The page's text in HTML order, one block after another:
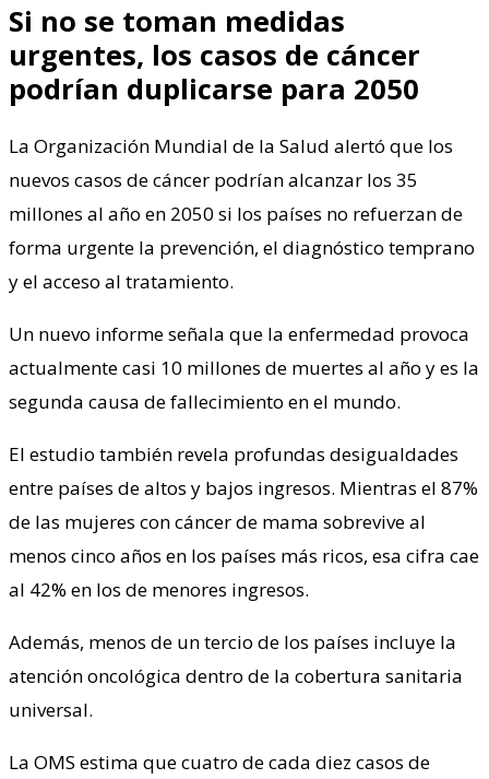
Si no se toman medidas
urgentes, los casos de cáncer
podrían duplicarse para 2050
La Organización Mundial de la Salud alertó que los
nuevos casos de cáncer podrían alcanzar los 35
millones al año en 2050 si los países no refuerzan de
forma urgente la prevención, el diagnóstico temprano
y el acceso al tratamiento.
Un nuevo informe señala que la enfermedad provoca
actualmente casi 10 millones de muertes al año y es la
segunda causa de fallecimiento en el mundo.
El estudio también revela profundas desigualdades
entre países de altos y bajos ingresos. Mientras el 87%
de las mujeres con cáncer de mama sobrevive al
menos cinco años en los países más ricos, esa cifra cae
al 42% en los de menores ingresos.
Además, menos de un tercio de los países incluye la
atención oncológica dentro de la cobertura sanitaria
universal.
La OMS estima que cuatro de cada diez casos de